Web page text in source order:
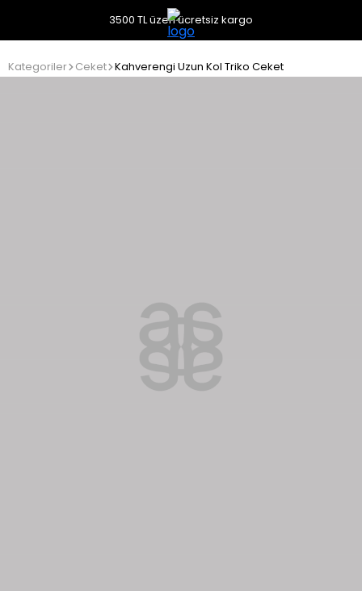
3500 TL üzeri ücretsiz kargo
Kategoriler Ceket Kahverengi Uzun Kol Triko Ceket